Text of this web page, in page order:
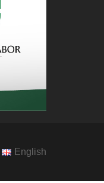
English